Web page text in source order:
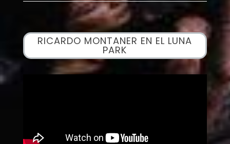
RICARDO MONTANER EN EL LUNA
PARK